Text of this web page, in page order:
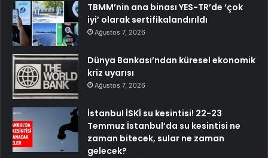
TBMM’nin ana binası YES-TR’de ‘çok
iyi’ olarak sertifikalandırıldı
Ağustos 7, 2026
Dünya Bankası’ndan küresel ekonomik
kriz uyarısı
Ağustos 7, 2026
İstanbul İSKİ su kesintisi! 22-23
Temmuz İstanbul’da su kesintisi ne
zaman bitecek, sular ne zaman
gelecek?